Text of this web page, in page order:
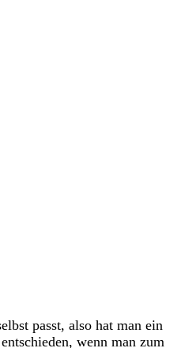
passt, also hat man ein
wenn man zum